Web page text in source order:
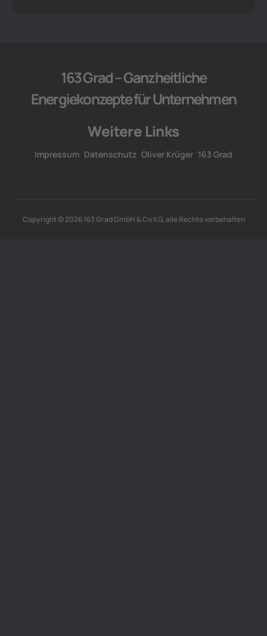
163 Grad – Ganzheitliche
Energiekonzepte für Unternehmen
Weitere Links
Impressum Datenschutz Oliver Krüger 163 Grad
Copyright © 2026 163 Grad GmbH & Co KG, alle Rechte vorbehalten